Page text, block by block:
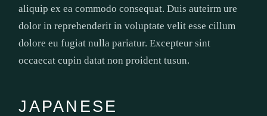
aliquip ex ea commodo consequat. Duis auteirm ure
dolor in reprehenderit in voluptate velit esse cillum
dolore eu fugiat nulla pariatur. Excepteur sint
occaecat cupin datat non proident tusun.
JAPANESE